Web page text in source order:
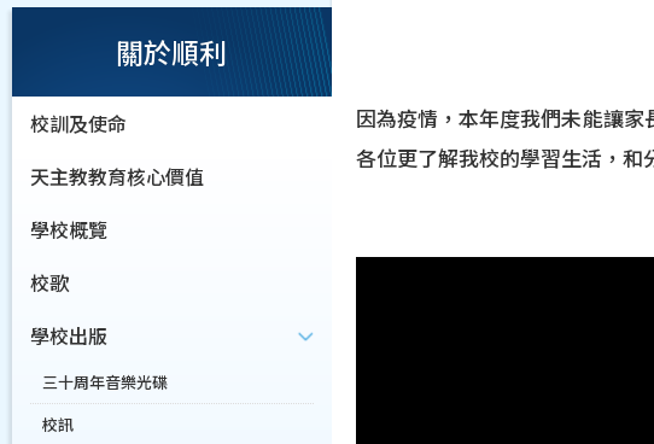
因為疫情，本年度我們未能讓
各位更了解我校的學習生活，和
關於順利
校訓及使命
天主教教育核心價值
學校概覽
校歌
學校出版
三十周年音樂光碟
校訊